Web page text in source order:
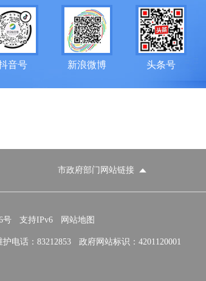
音号 新浪微博 头条号
市政府部门网站链接
站 各区政府部门网站 推荐访
家发展和改革委员会
号 支持IPv6 网站地图
护电话：83212853 政府网站标识：4201120001